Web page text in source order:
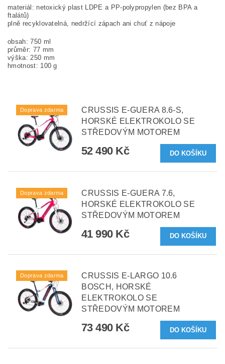
materiál: netoxický plast LDPE a PP-polypropylen (bez BPA a
ftalátů)
plně recyklovatelná, nedržící zápach ani chuť z nápoje
obsah: 750 ml
průměr: 77 mm
výška: 250 mm
hmotnost: 100 g
Doprava zdarma
CRUSSIS E-GUERA 8.6-S,
HORSKÉ ELEKTROKOLO SE
STŘEDOVÝM MOTOREM
52 490 Kč
Doprava zdarma
CRUSSIS E-GUERA 7.6,
HORSKÉ ELEKTROKOLO SE
STŘEDOVÝM MOTOREM
41 990 Kč
Doprava zdarma
CRUSSIS E-LARGO 10.6
BOSCH, HORSKÉ
ELEKTROKOLO SE
STŘEDOVÝM MOTOREM
73 490 Kč